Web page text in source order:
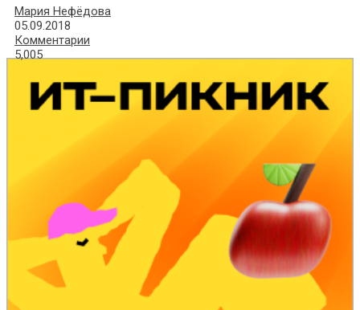
Мария Нефёдова
05.09.2018
Комментарии
5,005